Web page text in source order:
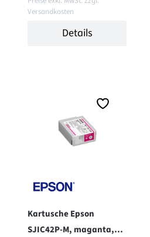
Versandkosten
Details
Kartusche Epson
SJIC42P-M, maganta,